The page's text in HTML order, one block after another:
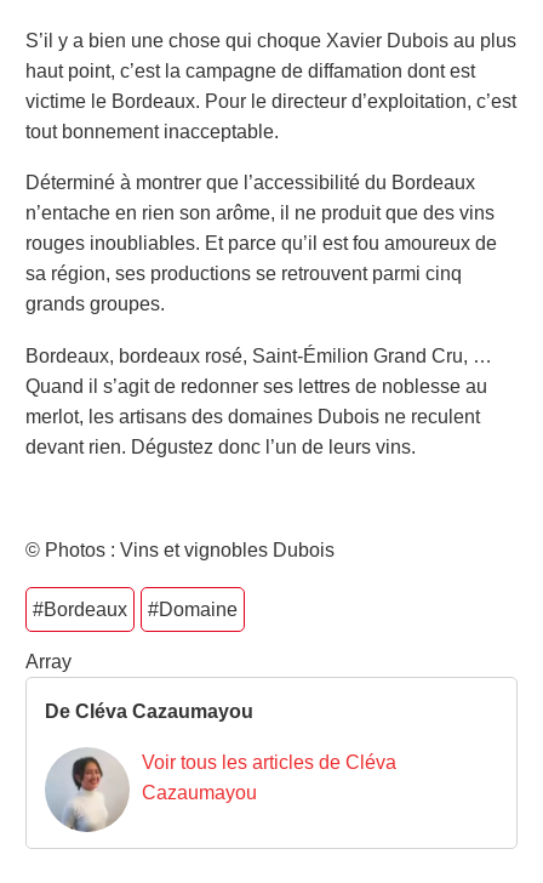
S’il y a bien une chose qui choque Xavier Dubois au plus
haut point, c’est la campagne de diffamation dont est
victime le Bordeaux. Pour le directeur d’exploitation, c’est
tout bonnement inacceptable.
Déterminé à montrer que l’accessibilité du Bordeaux
n’entache en rien son arôme, il ne produit que des vins
rouges inoubliables. Et parce qu’il est fou amoureux de
sa région, ses productions se retrouvent parmi cinq
grands groupes.
Bordeaux, bordeaux rosé, Saint-Émilion Grand Cru, …
Quand il s’agit de redonner ses lettres de noblesse au
merlot, les artisans des domaines Dubois ne reculent
devant rien. Dégustez donc l’un de leurs vins.
© Photos : Vins et vignobles Dubois
#Bordeaux #Domaine
Array
De Cléva Cazaumayou
Voir tous les articles de Cléva
Cazaumayou